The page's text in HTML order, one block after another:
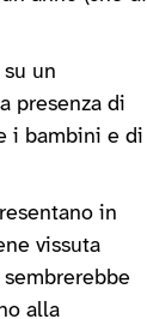
un
presenza di
i bambini e di
in
vissuta
alla